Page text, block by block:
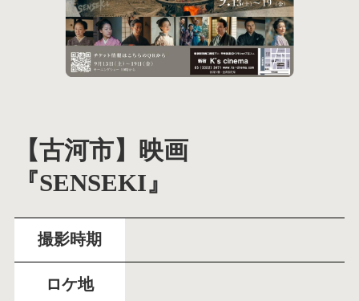
【古河市】映画
『SENSEKI』
撮影時期
ロケ地